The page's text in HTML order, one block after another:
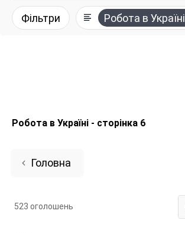
Фільтри Робота в Україні
Робота в Україні - сторінка 6
Головна
523 оголошень